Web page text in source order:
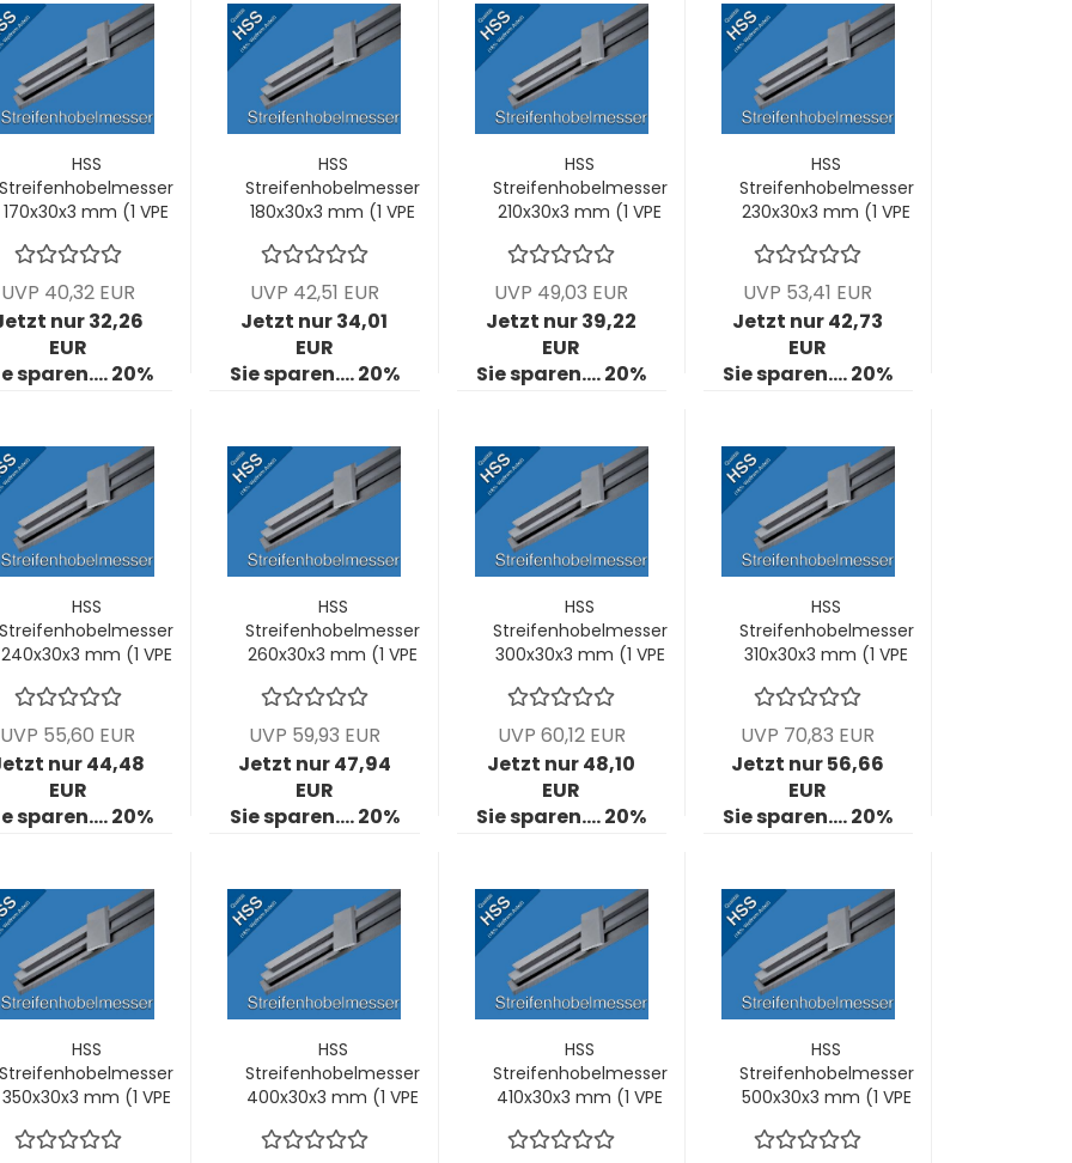
HSS
Streifenhobelmesser
170x30x3 mm (1 VPE
UVP 40,32 EUR
nur 32,26
EUR
sparen.... 20%
HSS
Streifenhobelmesser
180x30x3 mm (1 VPE
UVP 42,51 EUR
Jetzt nur 34,01
EUR
Sie sparen.... 20%
HSS
Streifenhobelmesser
210x30x3 mm (1 VPE
UVP 49,03 EUR
Jetzt nur 39,22
EUR
Sie sparen.... 20%
HSS
Streifenhobelmesser
230x30x3 mm (1 VPE
UVP 53,41 EUR
Jetzt nur 42,73
EUR
Sie sparen.... 20%
HSS
Streifenhobelmesser
240x30x3 mm (1 VPE
UVP 55,60 EUR
nur 44,48
EUR
sparen.... 20%
HSS
Streifenhobelmesser
260x30x3 mm (1 VPE
UVP 59,93 EUR
Jetzt nur 47,94
EUR
Sie sparen.... 20%
HSS
Streifenhobelmesser
300x30x3 mm (1 VPE
UVP 60,12 EUR
Jetzt nur 48,10
EUR
Sie sparen.... 20%
HSS
Streifenhobelmesser
310x30x3 mm (1 VPE
UVP 70,83 EUR
Jetzt nur 56,66
EUR
Sie sparen.... 20%
HSS
Streifenhobelmesser
350x30x3 mm (1 VPE
HSS
Streifenhobelmesser
400x30x3 mm (1 VPE
HSS
Streifenhobelmesser
410x30x3 mm (1 VPE
HSS
Streifenhobelmesser
500x30x3 mm (1 VPE